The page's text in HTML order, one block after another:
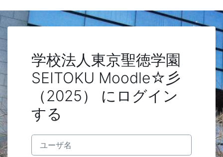
メインコンテンツへスキップする
学校法人東京聖徳学園
SEITOKU Moodle☆彡
（2025） にログイン
する
ユーザ名